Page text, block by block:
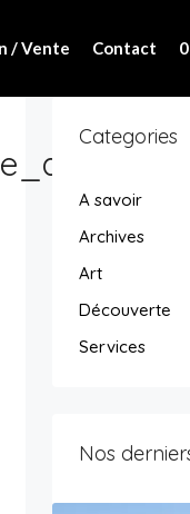
/ Vente Contact
Categories
A savoir
Archives
Art
Découverte
Services
Nos